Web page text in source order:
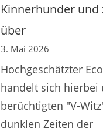
Kinnerhunder und
über
3. Mai 2026
Hochgeschätzter
handelt sich hierbei
berüchtigten "V-
dunklen Zeiten der